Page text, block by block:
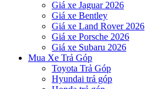
Giá xe Jaguar 2026
Giá xe Bentley
Giá xe Land Rover 2026
Giá xe Porsche 2026
Giá xe Subaru 2026
Mua Xe Trả Góp
Toyota Trả Góp
Hyundai trả góp